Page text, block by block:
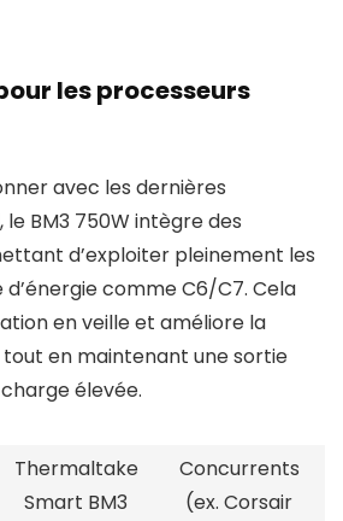
les processeurs
avec les dernières
BM3 750W intègre des
d’exploiter pleinement les
d’énergie comme C6/C7. Cela
en veille et améliore la
en maintenant une sortie
élevée.
Thermaltake
Smart BM3
Concurrents
(ex. Corsair